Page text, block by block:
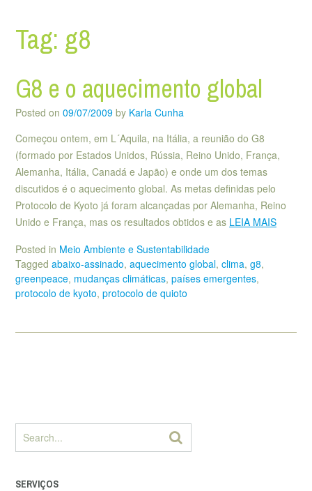
Tag: g8
G8 e o aquecimento global
Posted on 09/07/2009 by Karla Cunha
Começou ontem, em L´Aquila, na Itália, a reunião do G8
(formado por Estados Unidos, Rússia, Reino Unido, França,
Alemanha, Itália, Canadá e Japão) e onde um dos temas
discutidos é o aquecimento global. As metas definidas pelo
Protocolo de Kyoto já foram alcançadas por Alemanha, Reino
Unido e França, mas os resultados obtidos e as LEIA MAIS
Posted in Meio Ambiente e Sustentabilidade
Tagged abaixo-assinado, aquecimento global, clima, g8,
greenpeace, mudanças climáticas, países emergentes,
protocolo de kyoto, protocolo de quioto
SERVIÇOS